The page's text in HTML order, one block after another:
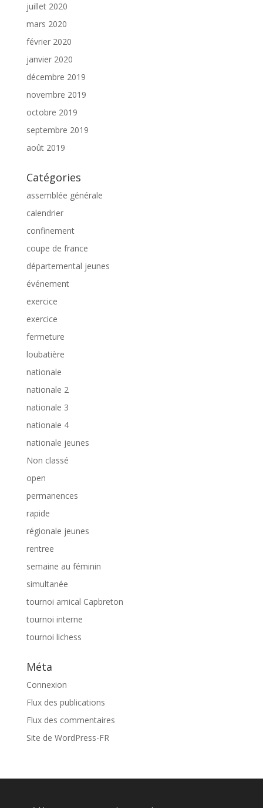
juillet 2020
mars 2020
février 2020
janvier 2020
décembre 2019
novembre 2019
octobre 2019
septembre 2019
août 2019
Catégories
assemblée générale
calendrier
confinement
coupe de france
départemental jeunes
événement
exercice
exercice
fermeture
loubatière
nationale
nationale 2
nationale 3
nationale 4
nationale jeunes
Non classé
open
permanences
rapide
régionale jeunes
rentree
semaine au féminin
simultanée
tournoi amical Capbreton
tournoi interne
tournoi lichess
Méta
Connexion
Flux des publications
Flux des commentaires
Site de WordPress-FR